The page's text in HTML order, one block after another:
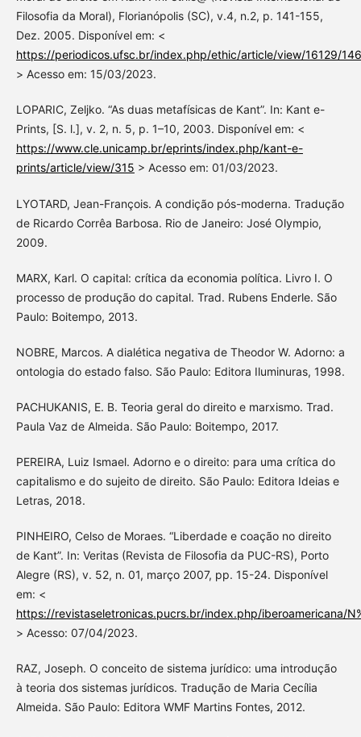
Filosofia da Moral), Florianópolis (SC), v.4, n.2, p. 141-155,
Dez. 2005. Disponível em: <
https://periodicos.ufsc.br/index.php/ethic/article/view/16129/
> Acesso em: 15/03/2023.
LOPARIC, Zeljko. “As duas metafísicas de Kant”. In: Kant e-
Prints, [S. l.], v. 2, n. 5, p. 1–10, 2003. Disponível em: <
https://www.cle.unicamp.br/eprints/index.php/kant-e-
prints/article/view/315 > Acesso em: 01/03/2023.
LYOTARD, Jean-François. A condição pós-moderna. Tradução
de Ricardo Corrêa Barbosa. Rio de Janeiro: José Olympio,
2009.
MARX, Karl. O capital: crítica da economia política. Livro I. O
processo de produção do capital. Trad. Rubens Enderle. São
Paulo: Boitempo, 2013.
NOBRE, Marcos. A dialética negativa de Theodor W. Adorno: a
ontologia do estado falso. São Paulo: Editora Iluminuras, 1998.
PACHUKANIS, E. B. Teoria geral do direito e marxismo. Trad.
Paula Vaz de Almeida. São Paulo: Boitempo, 2017.
PEREIRA, Luiz Ismael. Adorno e o direito: para uma crítica do
capitalismo e do sujeito de direito. São Paulo: Editora Ideias e
Letras, 2018.
PINHEIRO, Celso de Moraes. “Liberdade e coação no direito
de Kant”. In: Veritas (Revista de Filosofia da PUC-RS), Porto
Alegre (RS), v. 52, n. 01, março 2007, pp. 15-24. Disponível
em: <
https://revistaseletronicas.pucrs.br/index.php/iberoamericana/
> Acesso: 07/04/2023.
RAZ, Joseph. O conceito de sistema jurídico: uma introdução
à teoria dos sistemas jurídicos. Tradução de Maria Cecília
Almeida. São Paulo: Editora WMF Martins Fontes, 2012.